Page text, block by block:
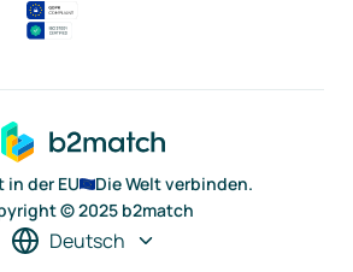
der EU
Die Welt verbinden.
© 2025 b2match
Deutsch